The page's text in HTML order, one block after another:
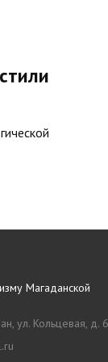
Магаданской
ул. Кольцевая, д.